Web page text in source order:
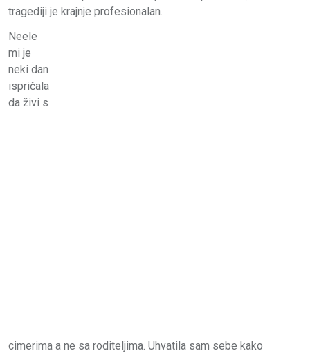
tragediji je krajnje profesionalan.
Neele
mi je
neki dan
ispričala
da živi s
cimerima a ne sa roditeljima. Uhvatila sam sebe kako